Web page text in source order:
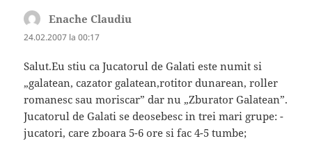
Enache Claudiu
24.02.2007 la 00:17
Salut.Eu stiu ca Jucatorul de Galati este numit si
„galatean, cazator galatean,rotitor dunarean, roller
romanesc sau moriscar” dar nu „Zburator Galatean”.
Jucatorul de Galati se deosebesc in trei mari grupe: -
jucatori, care zboara 5-6 ore si fac 4-5 tumbe;